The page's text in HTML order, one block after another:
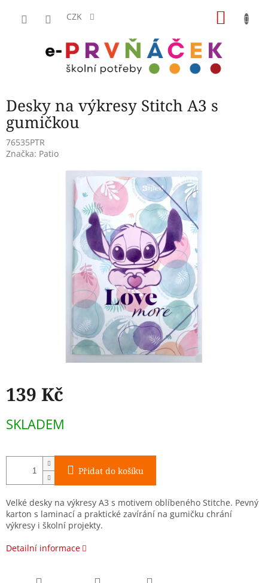
CZK
Desky na výkresy Stitch A3 s
gumičkou
76535PTR
Značka: Patio
139 Kč
cena:
SKLADEM
Přidat do košíku
Velké desky na výkresy A3 s motivem oblíbeného Stitche. Pevný
karton s laminací a praktické zavírání na gumičku chrání
výkresy i školní projekty.
Detailní informace